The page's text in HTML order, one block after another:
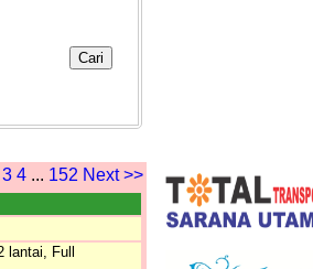
3 4 ... 152 Next >>
lantai, Full